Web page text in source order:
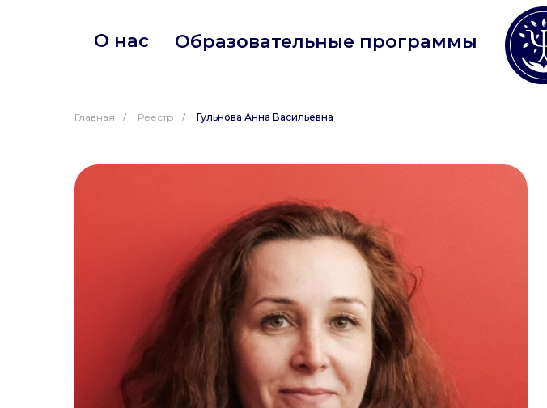
Образовательные программы
О нас
Главная / Реестр / Гульнова Анна Васильевна